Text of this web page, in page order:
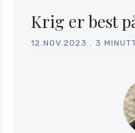
Krig er best
12.NOV.2023 3